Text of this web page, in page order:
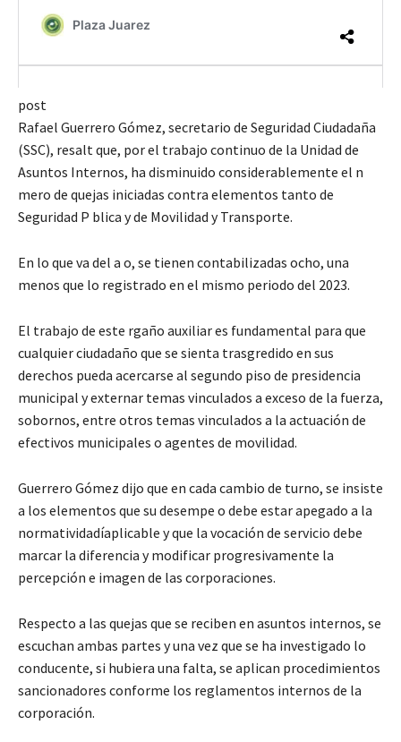
post
Rafael Guerrero Gómez, secretario de Seguridad Ciudadaña
(SSC), resalt que, por el trabajo continuo de la Unidad de
Asuntos Internos, ha disminuido considerablemente el n
mero de quejas iniciadas contra elementos tanto de
Seguridad P blica y de Movilidad y Transporte.
En lo que va del a o, se tienen contabilizadas ocho, una
menos que lo registrado en el mismo periodo del 2023.
El trabajo de este rgaño auxiliar es fundamental para que
cualquier ciudadaño que se sienta trasgredido en sus
derechos pueda acercarse al segundo piso de presidencia
municipal y externar temas vinculados a exceso de la fuerza,
sobornos, entre otros temas vinculados a la actuación de
efectivos municipales o agentes de movilidad.
Guerrero Gómez dijo que en cada cambio de turno, se insiste
a los elementos que su desempe o debe estar apegado a la
normatividadíaplicable y que la vocación de servicio debe
marcar la diferencia y modificar progresivamente la
percepción e imagen de las corporaciones.
Respecto a las quejas que se reciben en asuntos internos, se
escuchan ambas partes y una vez que se ha investigado lo
conducente, si hubiera una falta, se aplican procedimientos
sancionadores conforme los reglamentos internos de la
corporación.